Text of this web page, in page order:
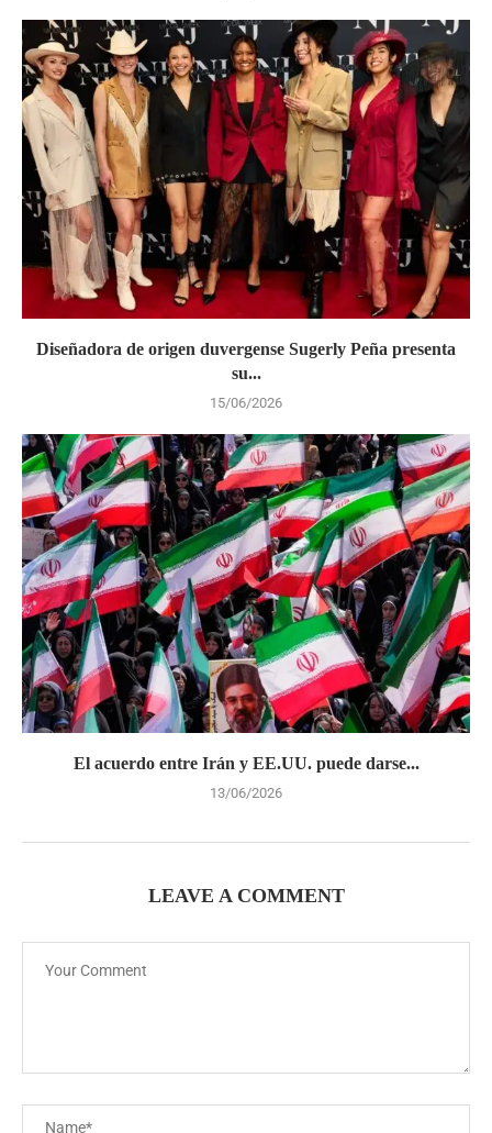
Diseñadora de origen duvergense Sugerly Peña presenta
su...
15/06/2026
El acuerdo entre Irán y EE.UU. puede darse...
13/06/2026
LEAVE A COMMENT